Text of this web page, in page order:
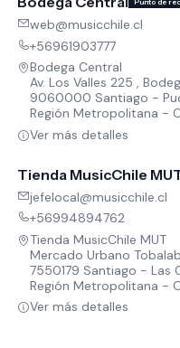
Punto de
web@musicchile.cl
+56961903777
Bodega Central
Av. Los Valles 225 ,
9060000 Santiago -
Región Metropolitana -
Ver más detalles
Tienda MusicChile
jefelocal@musicchile.cl
+56994894762
Tienda MusicChile MUT
Mercado Urbano
7550179 Santiago - Las
Región Metropolitana -
Ver más detalles